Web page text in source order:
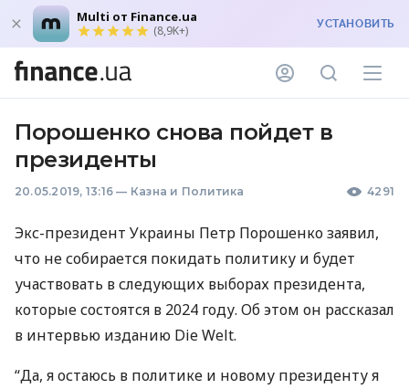
Multi от Finance.ua
(8,9K+) УСТАНОВИТЬ
Порошенко снова пойдет в
президенты
20.05.2019, 13:16 — Казна и Политика 4291
Экс-президент Украины Петр Порошенко заявил,
что не собирается покидать политику и будет
участвовать в следующих выборах президента,
которые состоятся в 2024 году. Об этом он рассказал
в интервью изданию Die Welt.
“Да, я остаюсь в политике и новому президенту я